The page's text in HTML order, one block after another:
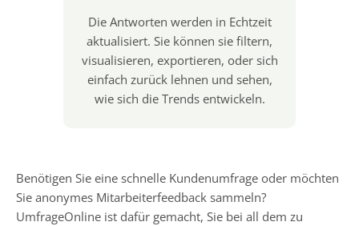
Die Antworten werden in Echtzeit
aktualisiert. Sie können sie filtern,
visualisieren, exportieren, oder sich
einfach zurück lehnen und sehen,
wie sich die Trends entwickeln.
Benötigen Sie eine schnelle Kundenumfrage oder möchten
Sie anonymes Mitarbeiterfeedback sammeln?
UmfrageOnline ist dafür gemacht, Sie bei all dem zu